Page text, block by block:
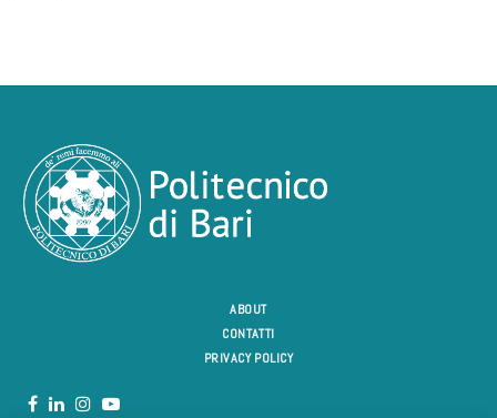
ABOUT
CONTATTI
PRIVACY POLICY